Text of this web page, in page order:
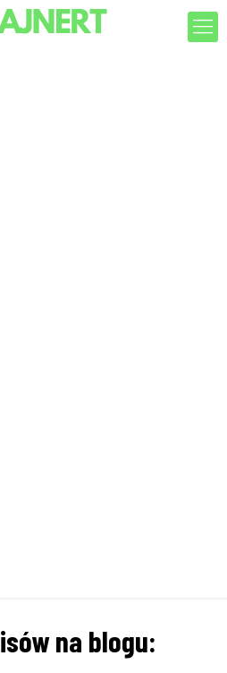
na blogu: